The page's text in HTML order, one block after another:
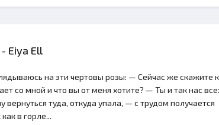
Eiya Ell
на эти чертовы розы: — Сейчас же скажите
со мной и что вы от меня хотите? — Ты и так нас
вернуться туда, откуда упала, — с трудом получается
в горле...